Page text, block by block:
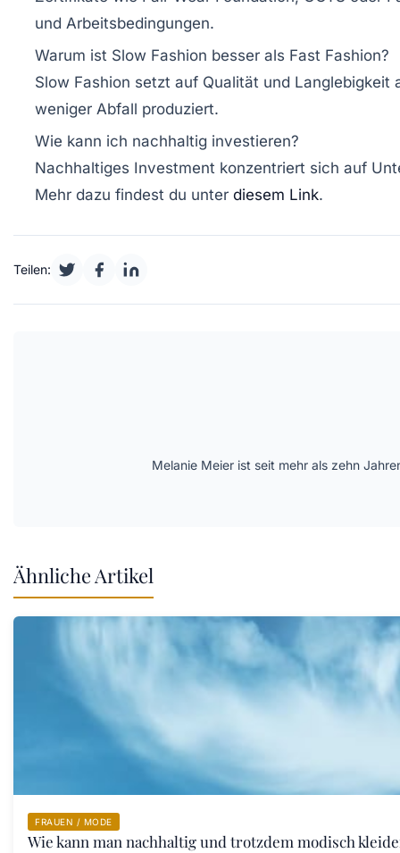
und Arbeitsbedingungen.
Warum ist Slow Fashion besser als Fast Fashion?
Slow Fashion setzt auf Qualität und
weniger Abfall produziert.
Wie kann ich nachhaltig investieren?
Nachhaltiges Investment konzentriert sich auf
Mehr dazu findest du unter diesem Link.
Teilen:
Melanie Meier ist seit mehr als zehn
Ähnliche Artikel
FRAUEN / MODE
Wie kann man nachhaltig und trotzdem modisch